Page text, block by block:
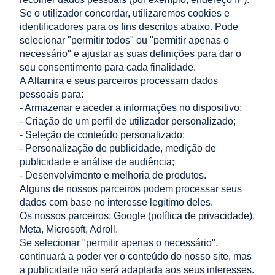
adicionar ao
carrinho
adicionar ao
carrinho
« 1 2 3
LOJA
AJUDA
A MINHA CONTA
INFORMAÇÃO
CONTACTO
Se o utilizador concordar, utilizaremos cookies e
identificadores para os fins descritos abaixo. Pode
selecionar "permitir todos" ou "permitir apenas o
necessário" e ajustar as suas definições para dar o
seu consentimento para cada finalidade.
A Altamira e seus parceiros processam dados
pessoais para:
- Armazenar e aceder a informações no dispositivo;
- Criação de um perfil de utilizador personalizado;
- Seleção de conteúdo personalizado;
- Personalização de publicidade, medição de
publicidade e análise de audiência;
- Desenvolvimento e melhoria de produtos.
Alguns de nossos parceiros podem processar seus
dados com base no interesse legítimo deles.
Os nossos parceiros: Google (política de privacidade),
Meta, Microsoft, Adroll.
Se selecionar "permitir apenas o necessário",
continuará a poder ver o conteúdo do nosso site, mas
a publicidade não será adaptada aos seus interesses.